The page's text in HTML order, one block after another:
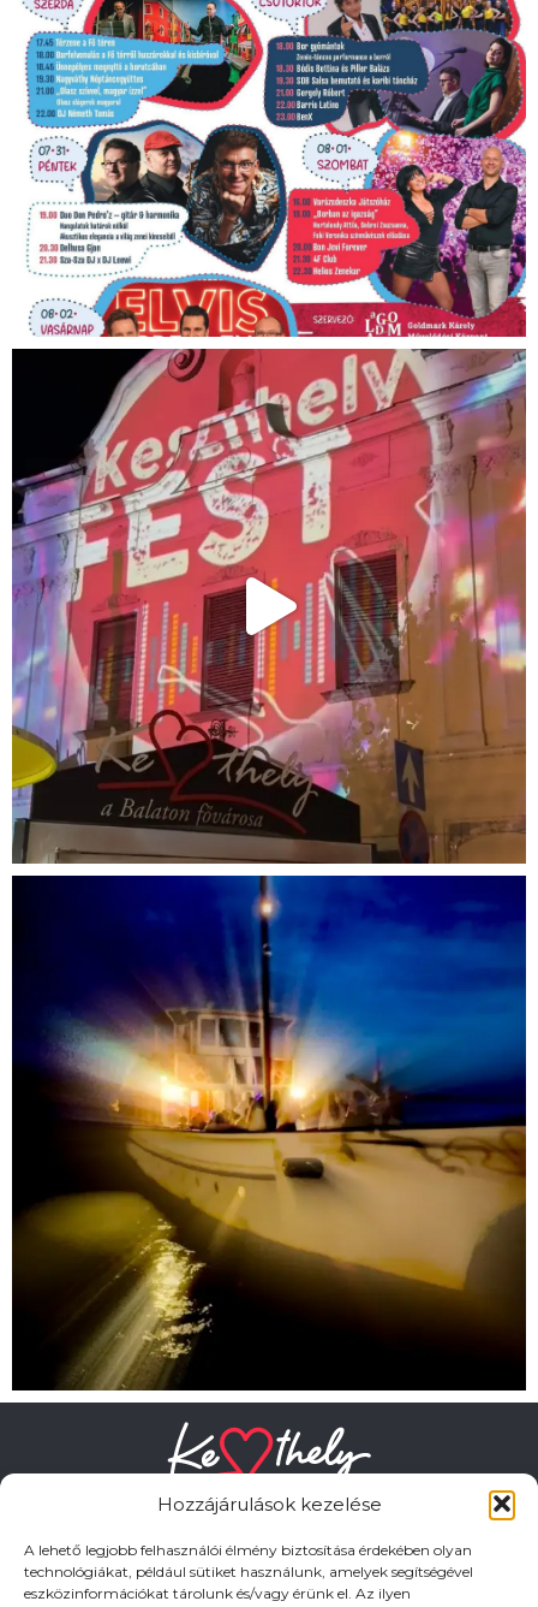
Hozzájárulások kezelése
A lehető legjobb felhasználói élmény biztosítása érdekében olyan
technológiákat, például sütiket használunk, amelyek segítségével
eszközinformációkat tárolunk és/vagy érünk el. Az ilyen